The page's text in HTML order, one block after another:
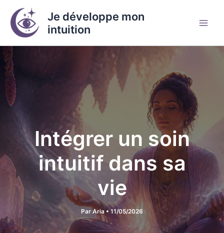
contenu
Je développe mon
intuition
Intégrer un soin
intuitif dans sa
vie
ParAria •11/05/2026